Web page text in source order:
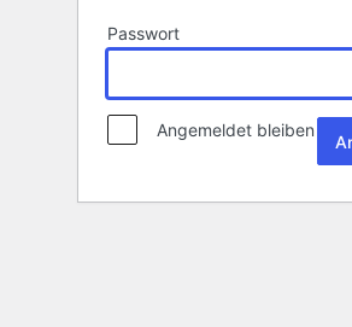
Passwort
Angemeldet bleiben